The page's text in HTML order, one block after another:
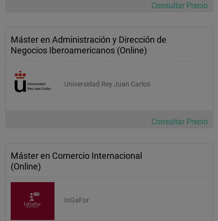
Consultar Precio
Máster en Administración y Dirección de
Negocios Iberoamericanos (Online)
Universidad Rey Juan Carlos
Consultar Precio
Máster en Comercio Internacional
(Online)
InGaFor